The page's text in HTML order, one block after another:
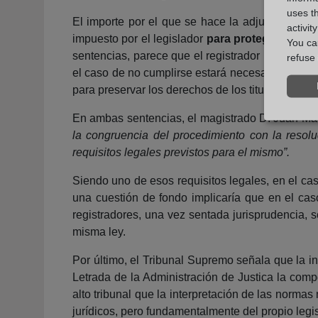
El importe por el que se hace la adjudicación
impuesto por el legislador para proteger al
sentencias, parece que el registrador no solo
el caso de no cumplirse estará
para preservar los derechos de los titulares
En ambas sentencias, el magistrado D. Juan
la congruencia del procedimiento con la
requisitos legales previstos para el mismo”.
Siendo uno de esos requisitos legales, en el
una cuestión de fondo implicaría que en el
registradores, una vez sentada jurisprudencia,
misma ley.
Por último, el Tribunal Supremo señala que la
Letrada de la Administración de Justica la
alto tribunal que la interpretación de las
jurídicos, pero fundamentalmente del propio
uses
You
refuse